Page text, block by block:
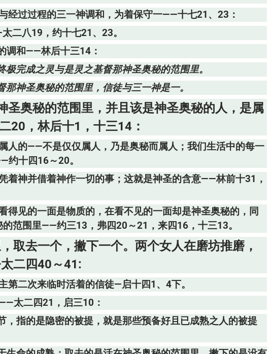
经过过程的三一神调和，为着保守一——十七21、23：
二八19，约十七21、23。
调和——林后十三14：
完成之灵与是灵之基督那神圣奥秘的范围里。
神圣奥秘的范围里，信徒与三一神是一。
圣奥秘的范围里，并且该是神圣奥秘的人，是属
20，林后十1，十三14：
人的——不是仅仅属人，乃是奥秘而属人；我们生活中的每一
约十四16～20。
着神并借着神作一切的事；这就是神圣的含意——林前十31，
得见的一面是物质的，在看不见的一面却是神圣奥秘的，同
范围里——约三13，弗四20～21，来四16，十三13。
取去一个，撇下一个。两个女人在磨坊推磨，
二四40～41:
第二次来临时活着的信徒—启十四1、4下。
太二四21，启三10：
指的是隐密的被提，就是那些预备好且已成熟之人的被提